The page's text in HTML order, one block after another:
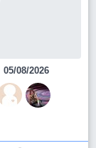
05/08/2026